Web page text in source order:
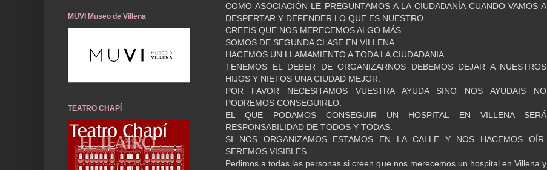
COMO ASOCIACIÓN LE PREGUNTAMOS A LA CIUDADANÍA CUANDO VAMOS A
DESPERTAR Y DEFENDER LO QUE ES NUESTRO.
CREEIS QUE NOS MERECEMOS ALGO MÁS.
SOMOS DE SEGUNDA CLASE EN VILLENA.
HACEMOS UN LLAMAMIENTO A TODA LA CIUDADANIA.
TENEMOS EL DEBER DE ORGANIZARNOS DEBEMOS DEJAR A NUESTROS
HIJOS Y NIETOS UNA CIUDAD MEJOR.
POR FAVOR NECESITAMOS VUESTRA AYUDA SINO NOS AYUDAIS NO
PODREMOS CONSEGUIRLO.
EL QUE PODAMOS CONSEGUIR UN HOSPITAL EN VILLENA SERÁ
RESPONSABILIDAD DE TODOS Y TODAS.
SI NOS ORGANIZAMOS ESTAMOS EN LA CALLE Y NOS HACEMOS OÍR.
SEREMOS VISIBLES.
Pedimos a todas las personas si creen que nos merecemos un hospital en Villena y
MUVI Museo de Villena
TEATRO CHAPÍ